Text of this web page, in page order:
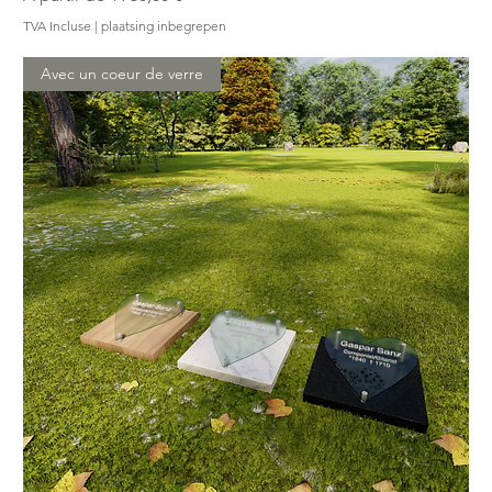
TVA Incluse | plaatsing inbegrepen
Avec un coeur de verre